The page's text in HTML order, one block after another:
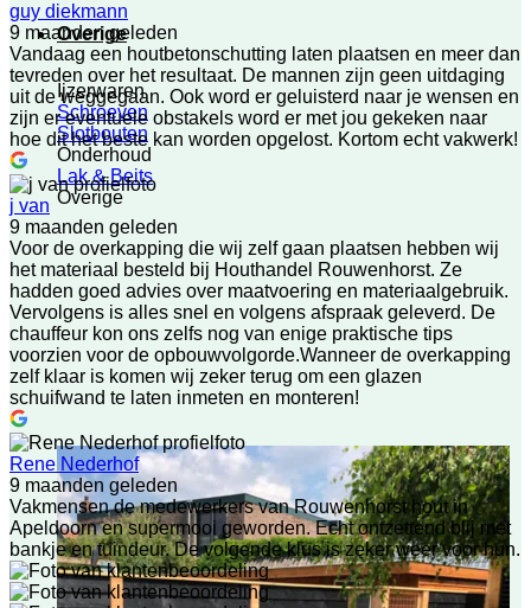
Overige
Ijzerwaren
Schroeven
Slotbouten
Onderhoud
Lak & Beits
Overige
guy diekmann
9 maanden geleden
Vandaag een houtbetonschutting laten plaatsen en meer dan
tevreden over het resultaat. De mannen zijn geen uitdaging
uit de weggegaan. Ook word er geluisterd naar je wensen en
zijn er eventuele obstakels word er met jou gekeken naar
hoe dit het beste kan worden opgelost. Kortom echt vakwerk!
j van
9 maanden geleden
Voor de overkapping die wij zelf gaan plaatsen hebben wij
het materiaal besteld bij Houthandel Rouwenhorst. Ze
hadden goed advies over maatvoering en materiaalgebruik.
Vervolgens is alles snel en volgens afspraak geleverd. De
chauffeur kon ons zelfs nog van enige praktische tips
voorzien voor de opbouwvolgorde.Wanneer de overkapping
zelf klaar is komen wij zeker terug om een glazen
schuifwand te laten inmeten en monteren!
Rene Nederhof
9 maanden geleden
Vakmensen de medewerkers van Rouwenhorst hout in
Apeldoorn en supermooi geworden. Echt ontzettend blij met
bankje en tuindeur. De volgende klus is zeker weer voor hun.